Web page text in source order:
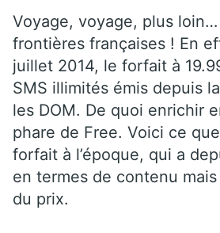
Voyage, voyage, plus
frontières françaises ! En
juillet 2014, le forfait à
SMS illimités émis depuis
les DOM. De quoi enrichir
phare de Free. Voici ce
forfait à l’époque, qui a
en termes de contenu
du prix.